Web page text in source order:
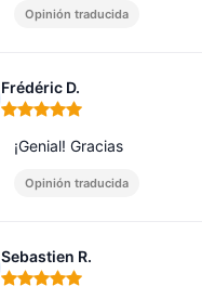
Opinión traducida
Frédéric D.
Nota: 5 de 5
¡Genial! Gracias
Opinión traducida
Sebastien R.
Nota: 5 de 5